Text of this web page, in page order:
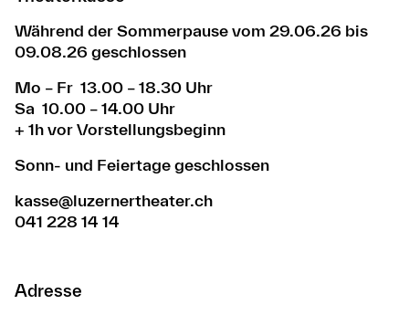
Während der Sommerpause vom 29.06.26 bis
09.08.26 geschlossen
Mo – Fr 13.00 – 18.30 Uhr
Sa 10.00 – 14.00 Uhr
+ 1h vor Vorstellungsbeginn
Sonn- und Feiertage geschlossen
kasse@luzernertheater.ch
041 228 14 14
Adresse